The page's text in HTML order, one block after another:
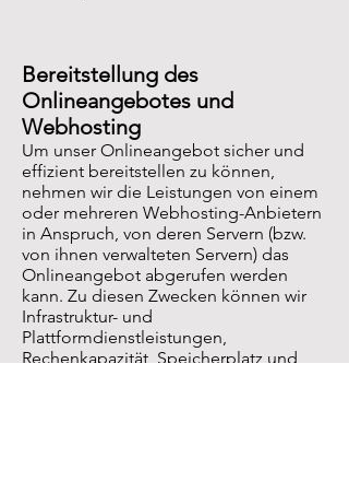
Bereitstellung des
Onlineangebotes und
Webhosting
Um unser Onlineangebot sicher und
effizient bereitstellen zu können,
nehmen wir die Leistungen von einem
oder mehreren Webhosting-Anbietern
in Anspruch, von deren Servern (bzw.
von ihnen verwalteten Servern) das
Onlineangebot abgerufen werden
kann. Zu diesen Zwecken können wir
Infrastruktur- und
Plattformdienstleistungen,
Rechenkapazität, Speicherplatz und